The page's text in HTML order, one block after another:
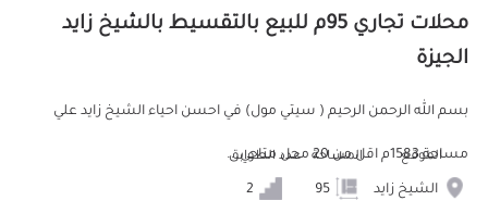
محلات تجاري 95م للبيع بالتقسيط بالشيخ زايد
الجيزة
بسم الله الرحمن الرحيم ( سيتي مول) في احسن احياء الشيخ زايد علي
مساحة 1583م اقل من 20 محل متاحي...الموقع
الشيخ زايد
المساحة
95
عدد الطوابق